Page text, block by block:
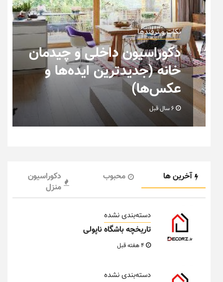
نکات و ترفندها
دکوراسیون داخلی و چیدمان
خانه (جدیدترین ایده‌ها و
عکس‌ها)
آخرین ها محبوب
دکوراسیون
منزل
دسته‌بندی نشده
تاریخچه باشگاه ناپولی
دسته‌بندی نشده